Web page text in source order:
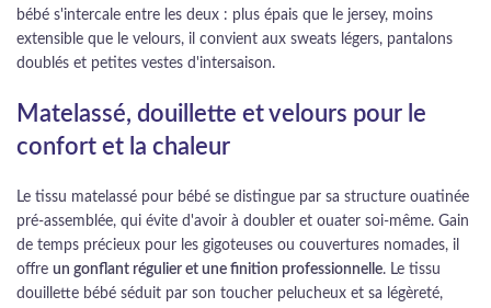
bébé s'intercale entre les deux : plus épais que le jersey, moins
extensible que le velours, il convient aux sweats légers, pantalons
doublés et petites vestes d'intersaison.
Matelassé, douillette et velours pour le
confort et la chaleur
Le tissu matelassé pour bébé se distingue par sa structure ouatinée
pré-assemblée, qui évite d'avoir à doubler et ouater soi-même. Gain
de temps précieux pour les gigoteuses ou couvertures nomades, il
offre un gonflant régulier et une finition professionnelle. Le tissu
douillette bébé séduit par son toucher pelucheux et sa légèreté,